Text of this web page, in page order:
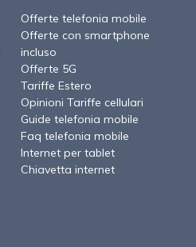
Offerte telefonia mobile
Offerte con smartphone
incluso
Offerte 5G
Tariffe Estero
Opinioni Tariffe cellulari
Guide telefonia mobile
Faq telefonia mobile
Internet per tablet
Chiavetta internet